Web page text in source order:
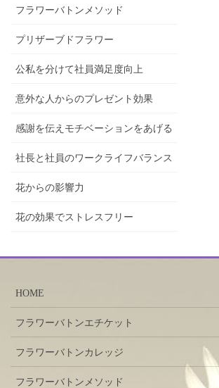
フラワーバトンメソッド
プリザーブドフラワー
公私を分けて社員満足度向上
意外な人からのプレゼント効果
感謝を伝えモチベーションをあげる
社長と社員のワークライフバランス
花からの影響力
花の効果でストレスフリー
HOME
フラワーバトンエチケット
フラワーバトンカレッジ
フラワーバトンメソッド